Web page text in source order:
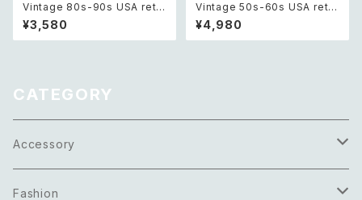
Vintage 80s-90s USA retr
o purple shell necklace レ
トロ アメリカ ヴィンテージ アク
セサリー 天然石 パープル シェ
¥3,580
Vintage 50s-60s USA retro
crystal bijou×pearl neckla
ce レトロ アメリカ ヴィンテー
ジ アクセサリー クリスタル ビジ
¥4,980
CATEGORY
Accessory
Necklace
Fashion